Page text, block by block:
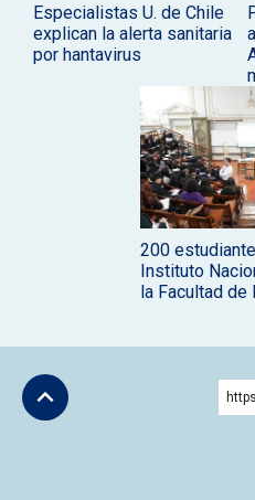
Especialistas U. de Chile
explican la alerta sanitaria
por hantavirus
200
Instituto
la Facultad de